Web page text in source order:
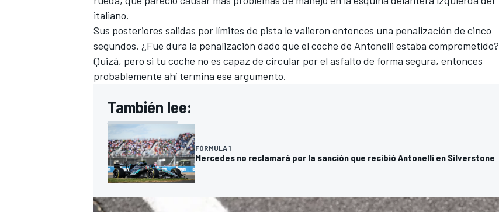
italiano.
Sus posteriores salidas por límites de pista le valieron entonces una penalización de cinco
segundos. ¿Fue dura la penalización dado que el coche de Antonelli estaba comprometido?
Quizá, pero si tu coche no es capaz de circular por el asfalto de forma segura, entonces
probablemente ahí termina ese argumento.
También lee:
FÓRMULA 1
Mercedes no reclamará por la sanción que recibió Antonelli en Silverstone